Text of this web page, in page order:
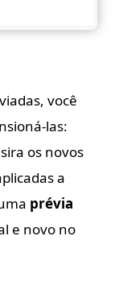
você
las:
os novos
a
prévia
e novo no